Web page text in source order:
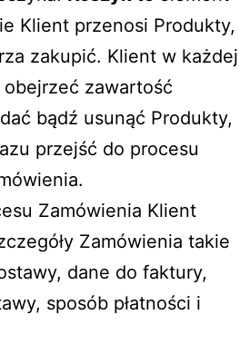
Klient przenosi Produkty,
zakupić. Klient w każdej
zawartość
bądź usunąć Produkty,
przejść do procesu
Zamówienia Klient
Zamówienia takie
dane do faktury,
sposób płatności i